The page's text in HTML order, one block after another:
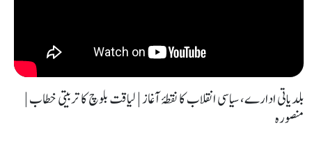
بلدیاتی ادارے، سیاسی انقلاب کا نقطۂ آغاز | لیاقت بلوچ کا تربیتی خطاب |
منصورہ